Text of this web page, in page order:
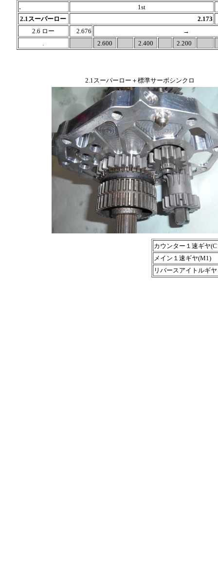
.
1st
2.1スーパーロー
2.173
2.6 ロー
2.676
→
.
2.600 2.400 2.200
2.1スーパーロー＋標準サーボシンクロ
カウンター１速ギヤ
メイン１速ギヤ(M1)
リバースアイトルギヤ